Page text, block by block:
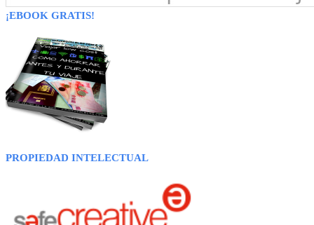
¡EBOOK GRATIS!
PROPIEDAD INTELECTUAL